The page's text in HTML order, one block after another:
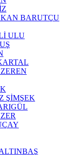
BARUTÇU
ULU
ŞİMŞEK